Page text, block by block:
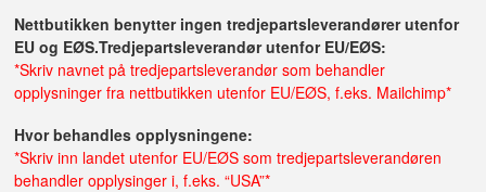
Nettbutikken benytter ingen tredjepartsleverandører utenfor
EU og EØS.Tredjepartsleverandør utenfor EU/EØS:
*Skriv navnet på tredjepartsleverandør som behandler
opplysninger fra nettbutikken utenfor EU/EØS, f.eks. Mailchimp*
Hvor behandles opplysningene:
*Skriv inn landet utenfor EU/EØS som tredjepartsleverandøren
behandler opplysinger i, f.eks. “USA”*